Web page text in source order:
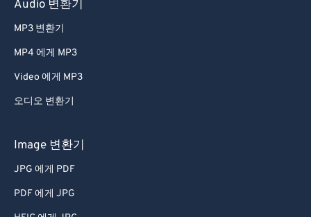
Audio 변환기
MP3 변환기
MP4 에게 MP3
Video 에게 MP3
오디오 변환기
Image 변환기
JPG 에게 PDF
PDF 에게 JPG